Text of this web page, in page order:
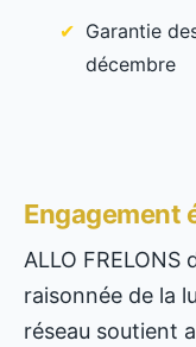
Garantie
décembre
Engagement
ALLO
raisonnée de la
réseau soutient